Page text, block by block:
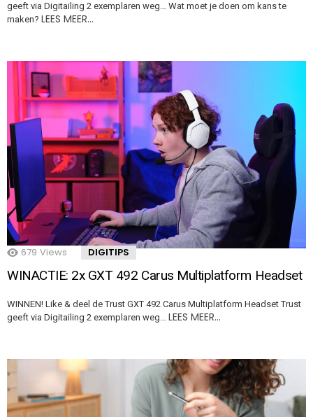
geeft via Digitailing 2 exemplaren weg… Wat moet je doen om kans te
maken? LEES MEER…
679 Views DIGITIPS
WINACTIE: 2x GXT 492 Carus Multiplatform Headset
WINNEN! Like & deel de Trust GXT 492 Carus Multiplatform Headset Trust
geeft via Digitailing 2 exemplaren weg… LEES MEER…